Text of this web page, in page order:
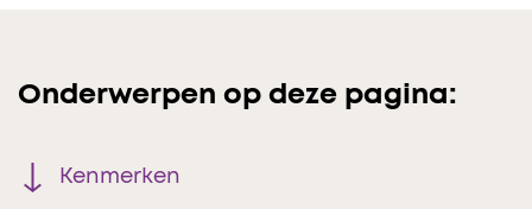
Onderwerpen op deze pagina:
Kenmerken